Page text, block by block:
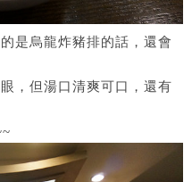
是烏龍炸豬排的話，還會
，但湯口清爽可口，還有